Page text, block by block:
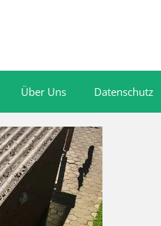
Über Uns Datenschutz